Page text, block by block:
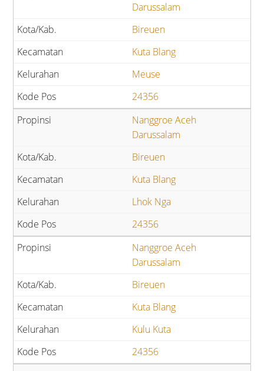
Darussalam
Bireuen
Kuta Blang
Meuse
24356
Nanggroe Aceh
Darussalam
Bireuen
Kuta Blang
Lhok Nga
24356
Nanggroe Aceh
Darussalam
Bireuen
Kuta Blang
Kulu Kuta
24356